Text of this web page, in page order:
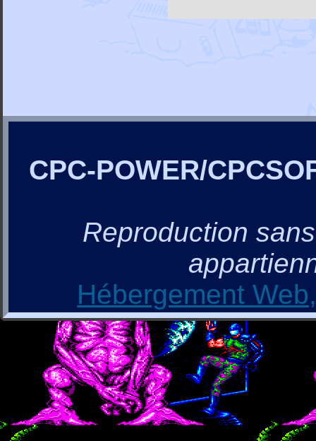
CPC-POWER/
Reproduction
Hébergement